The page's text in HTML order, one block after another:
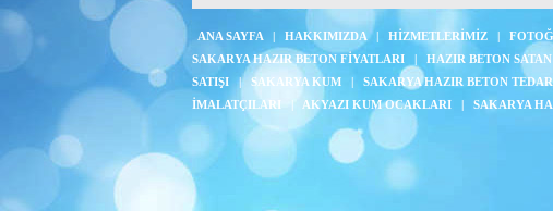
ANA SAYFA| HAKKIMIZDA| HİZMETLERİMİZ|
SAKARYA HAZIR BETON FİYATLARI| HAZIR BETON
SATIŞI| SAKARYA KUM| SAKARYA HAZIR BETON
İMALATÇILARI| AKYAZI KUM OCAKLARI| SAKARYA